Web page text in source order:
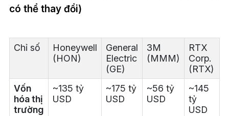
có thể thay đổi)
Chỉ số
Honeywell
(HON)
General
Electric
(GE)
3M
(MMM)
RTX
Corp.
(RTX)
Vốn
hóa thị
trường
~135 tỷ
USD
~175 tỷ
USD
~56 tỷ
USD
~145
tỷ
USD